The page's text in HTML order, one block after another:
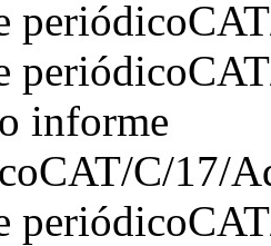
informe
C/17/